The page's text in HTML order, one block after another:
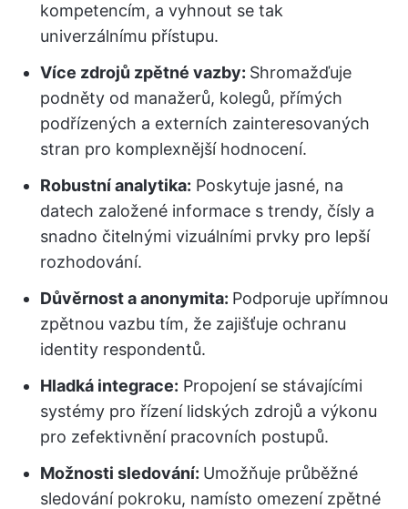
kompetencím, a vyhnout se tak
univerzálnímu přístupu.
Více zdrojů zpětné vazby: Shromažďuje
podněty od manažerů, kolegů, přímých
podřízených a externích zainteresovaných
stran pro komplexnější hodnocení.
Robustní analytika: Poskytuje jasné, na
datech založené informace s trendy, čísly a
snadno čitelnými vizuálními prvky pro lepší
rozhodování.
Důvěrnost a anonymita: Podporuje upřímnou
zpětnou vazbu tím, že zajišťuje ochranu
identity respondentů.
Hladká integrace: Propojení se stávajícími
systémy pro řízení lidských zdrojů a výkonu
pro zefektivnění pracovních postupů.
Možnosti sledování: Umožňuje průběžné
sledování pokroku, namísto omezení zpětné